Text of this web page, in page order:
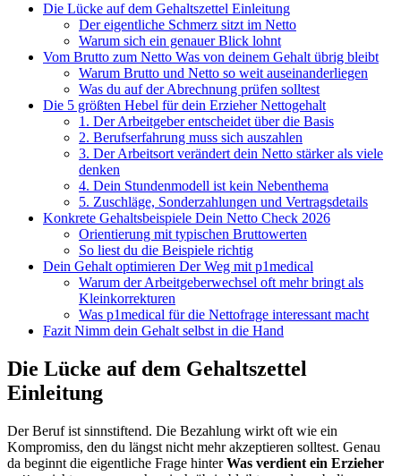
Die Lücke auf dem Gehaltszettel Einleitung
Der eigentliche Schmerz sitzt im Netto
Warum sich ein genauer Blick lohnt
Vom Brutto zum Netto Was von deinem Gehalt übrig bleibt
Warum Brutto und Netto so weit auseinanderliegen
Was du auf der Abrechnung prüfen solltest
Die 5 größten Hebel für dein Erzieher Nettogehalt
1. Der Arbeitgeber entscheidet über die Basis
2. Berufserfahrung muss sich auszahlen
3. Der Arbeitsort verändert dein Netto stärker als viele
denken
4. Dein Stundenmodell ist kein Nebenthema
5. Zuschläge, Sonderzahlungen und Vertragsdetails
Konkrete Gehaltsbeispiele Dein Netto Check 2026
Orientierung mit typischen Bruttowerten
So liest du die Beispiele richtig
Dein Gehalt optimieren Der Weg mit p1medical
Warum der Arbeitgeberwechsel oft mehr bringt als
Kleinkorrekturen
Was p1medical für die Nettofrage interessant macht
Fazit Nimm dein Gehalt selbst in die Hand
Die Lücke auf dem Gehaltszettel
Einleitung
Der Beruf ist sinnstiftend. Die Bezahlung wirkt oft wie ein
Kompromiss, den du längst nicht mehr akzeptieren solltest. Genau
da beginnt die eigentliche Frage hinterWas verdient ein Erzieher